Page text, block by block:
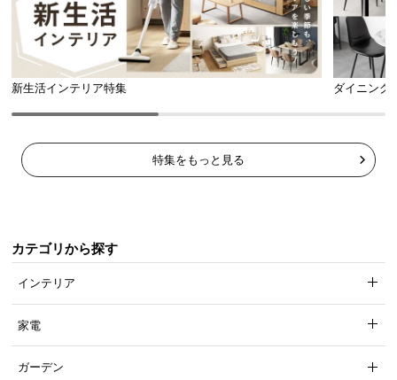
天板部分はディスプレイスペースとしても最適。自
分好みのコーディネートを楽しめます。
新生活インテリア特集 ダイニング
特集をもっと見る
カテゴリから探す
インテリア
家電
ガーデン